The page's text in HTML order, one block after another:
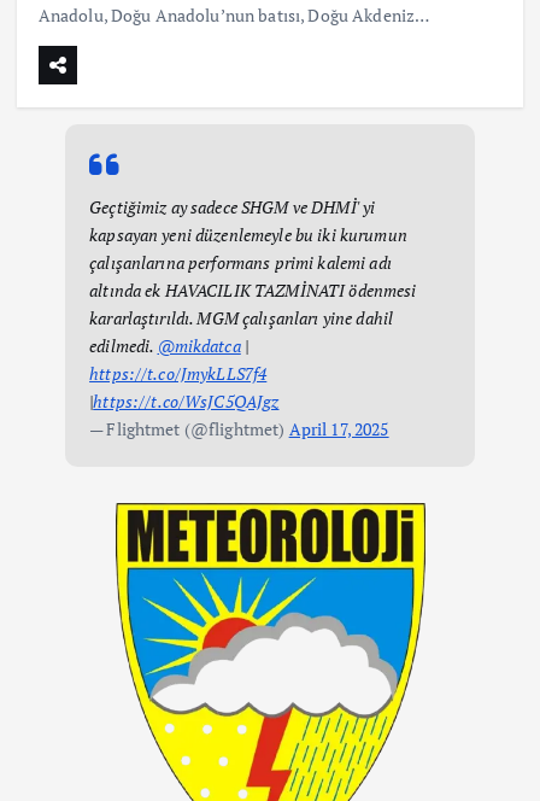
Anadolu, Doğu Anadolu’nun batısı, Doğu Akdeniz…
Geçtiğimiz ay sadece SHGM ve DHMİ' yi
kapsayan yeni düzenlemeyle bu iki kurumun
çalışanlarına performans primi kalemi adı
altında ek HAVACILIK TAZMİNATI ödenmesi
kararlaştırıldı. MGM çalışanları yine dahil
edilmedi. @mikdatca|
https://t.co/JmykLLS7f4
|https://t.co/WsJC5QAJgz
— Flightmet (@flightmet) April 17, 2025